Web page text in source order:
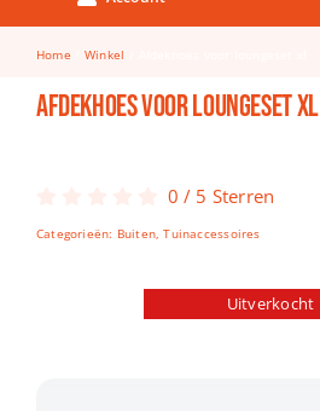
Keuken & Tafelen
Kinderfietsen
Knutselen
Spellen
Home Winkel
Afdekhoes voor loungeset xl
0 / 5 Sterren
Categorieën: Buiten,Tuinaccessoires
Uitverkocht